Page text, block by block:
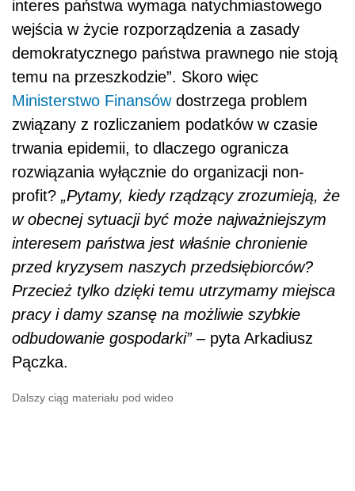
interes państwa wymaga natychmiastowego
wejścia w życie rozporządzenia a zasady
demokratycznego państwa prawnego nie stoją
temu na przeszkodzie”. Skoro więc
Ministerstwo Finansówdostrzega problem
związany z rozliczaniem podatków w czasie
trwania epidemii, to dlaczego ogranicza
rozwiązania wyłącznie do organizacji non-
profit? „Pytamy, kiedy rządzący zrozumieją, że
w obecnej sytuacji być może najważniejszym
interesem państwa jest właśnie chronienie
przed kryzysem naszych przedsiębiorców?
Przecież tylko dzięki temu utrzymamy miejsca
pracy i damy szansę na możliwie szybkie
odbudowanie gospodarki”– pyta Arkadiusz
Pączka.
Dalszy ciąg materiału pod wideo